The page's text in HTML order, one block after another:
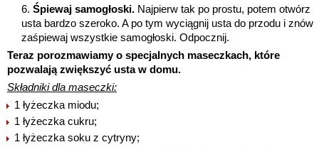
Śpiewaj samogłoski. Najpierw tak po prostu, potem otwórz
usta bardzo szeroko. A po tym wyciągnij usta do przodu i znów
zaśpiewaj wszystkie samogłoski. Odpocznij.
Teraz porozmawiamy o specjalnych maseczkach, które
pozwalają zwiększyć usta w domu.
Składniki dla maseczki:
1 łyżeczka miodu;
1 łyżeczka cukru;
1 łyżeczka soku z cytryny;